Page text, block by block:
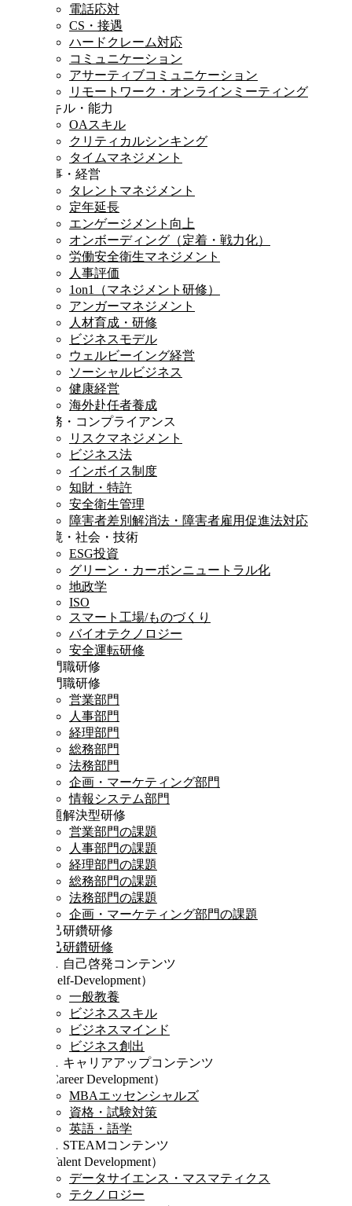
電話応対
CS・接遇
ハードクレーム対応
コミュニケーション
アサーティブコミュニケーション
リモートワーク・オンラインミーティング
スキル・能力
OAスキル
クリティカルシンキング
タイムマネジメント
人事・経営
タレントマネジメント
定年延長
エンゲージメント向上
オンボーディング（定着・戦力化）
労働安全衛生マネジメント
人事評価
1on1（マネジメント研修）
アンガーマネジメント
人材育成・研修
ビジネスモデル
ウェルビーイング経営
ソーシャルビジネス
健康経営
海外赴任者養成
法務・コンプライアンス
リスクマネジメント
ビジネス法
インボイス制度
知財・特許
安全衛生管理
障害者差別解消法・障害者雇用促進法対応
環境・社会・技術
ESG投資
グリーン・カーボンニュートラル化
地政学
ISO
スマート工場/ものづくり
バイオテクノロジー
安全運転研修
専門職研修
専門職研修
営業部門
人事部門
経理部門
総務部門
法務部門
企画・マーケティング部門
情報システム部門
課題解決型研修
営業部門の課題
人事部門の課題
経理部門の課題
総務部門の課題
法務部門の課題
企画・マーケティング部門の課題
自己研鑽研修
自己研鑽研修
Ⅰ．自己啓発コンテンツ
（Self-Development）
一般教養
ビジネススキル
ビジネスマインド
ビジネス創出
Ⅱ．キャリアアップコンテンツ
（Career Development）
MBAエッセンシャルズ
資格・試験対策
英語・語学
Ⅲ．STEAMコンテンツ
（Talent Development）
データサイエンス・マスマティクス
テクノロジー